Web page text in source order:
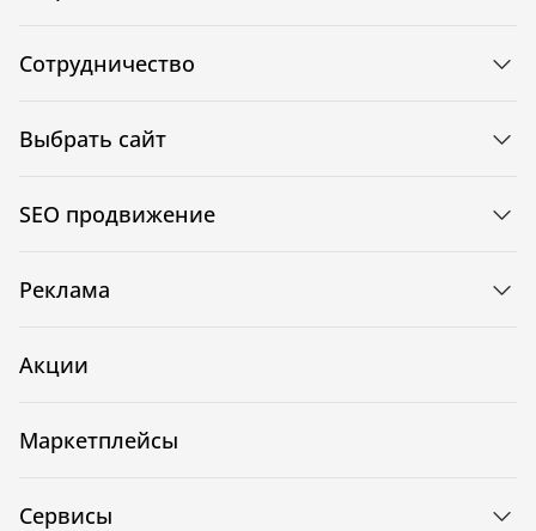
Сотрудничество
Выбрать сайт
SEO продвижение
Реклама
Акции
Маркетплейсы
Сервисы